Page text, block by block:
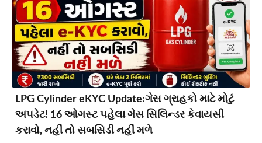
LPG Cylinder eKYC Update:ગેસ ગ્રાહકો માટે મોટું
અપડેટ! 16 ઓગસ્ટ પહેલા ગેસ સિલિન્ડર કેવાયસી
કરાવો, નહીં તો સબસિડી નહીં મળે